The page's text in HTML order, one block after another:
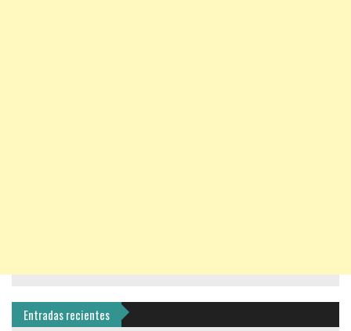
Entradas recientes